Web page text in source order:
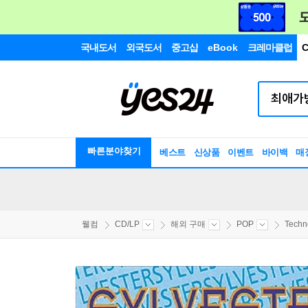
국내도서 외국도서 중고샵 eBook 크레마클럽
빠른분야찾기 베스트 신상품 이벤트 바이백 매
웰컴 CD/LP 해외 구매 POP